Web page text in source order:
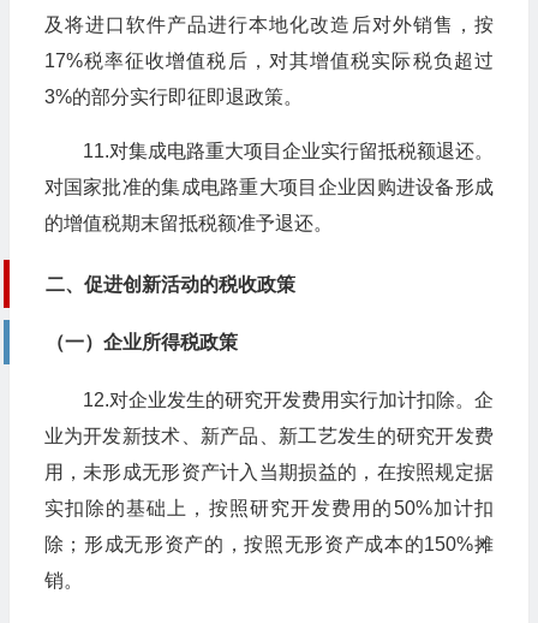
及将进口软件产品进行本地化改造后对外销售，按
17%税率征收增值税后，对其增值税实际税负超过
3%的部分实行即征即退政策。
11.对集成电路重大项目企业实行留抵税额退还。
对国家批准的集成电路重大项目企业因购进设备形成
的增值税期末留抵税额准予退还。
二、促进创新活动的税收政策
（一）企业所得税政策
12.对企业发生的研究开发费用实行加计扣除。企
业为开发新技术、新产品、新工艺发生的研究开发费
用，未形成无形资产计入当期损益的，在按照规定据
实扣除的基础上，按照研究开发费用的50%加计扣
除；形成无形资产的，按照无形资产成本的150%摊
销。